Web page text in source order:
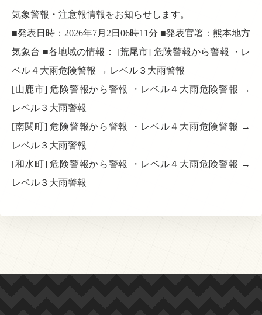
気象警報・注意報情報をお知らせします。
■発表日時：2026年7月2日06時11分 ■発表官署：熊本地方
気象台 ■各地域の情報： [荒尾市] 危険警報から警報 ・レ
ベル４大雨危険警報 → レベル３大雨警報
[山鹿市] 危険警報から警報 ・レベル４大雨危険警報 →
レベル３大雨警報
[南関町] 危険警報から警報 ・レベル４大雨危険警報 →
レベル３大雨警報
[和水町] 危険警報から警報 ・レベル４大雨危険警報 →
レベル３大雨警報